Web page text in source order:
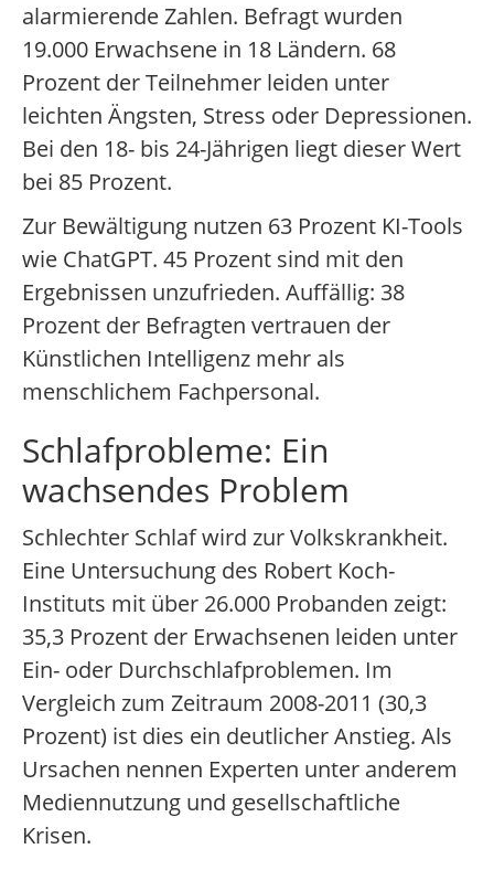
alarmierende Zahlen. Befragt wurden
19.000 Erwachsene in 18 Ländern. 68
Prozent der Teilnehmer leiden unter
leichten Ängsten, Stress oder Depressionen.
Bei den 18- bis 24-Jährigen liegt dieser Wert
bei 85 Prozent.
Zur Bewältigung nutzen 63 Prozent KI-Tools
wie ChatGPT. 45 Prozent sind mit den
Ergebnissen unzufrieden. Auffällig: 38
Prozent der Befragten vertrauen der
Künstlichen Intelligenz mehr als
menschlichem Fachpersonal.
Schlafprobleme: Ein
wachsendes Problem
Schlechter Schlaf wird zur Volkskrankheit.
Eine Untersuchung des Robert Koch-
Instituts mit über 26.000 Probanden zeigt:
35,3 Prozent der Erwachsenen leiden unter
Ein- oder Durchschlafproblemen. Im
Vergleich zum Zeitraum 2008-2011 (30,3
Prozent) ist dies ein deutlicher Anstieg. Als
Ursachen nennen Experten unter anderem
Mediennutzung und gesellschaftliche
Krisen.